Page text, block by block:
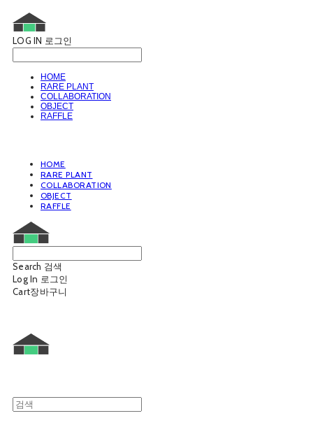
LOG IN 로그인
HOME
RARE PLANT
COLLABORATION
OBJECT
RAFFLE
HOME
RARE PLANT
COLLABORATION
OBJECT
RAFFLE
Search 검색
Log In 로그인
Cart장바구니